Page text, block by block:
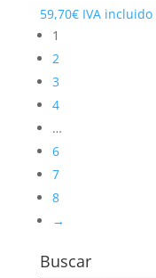
59,70€ IVA incluido
1
2
3
4
…
6
7
8
→
Buscar